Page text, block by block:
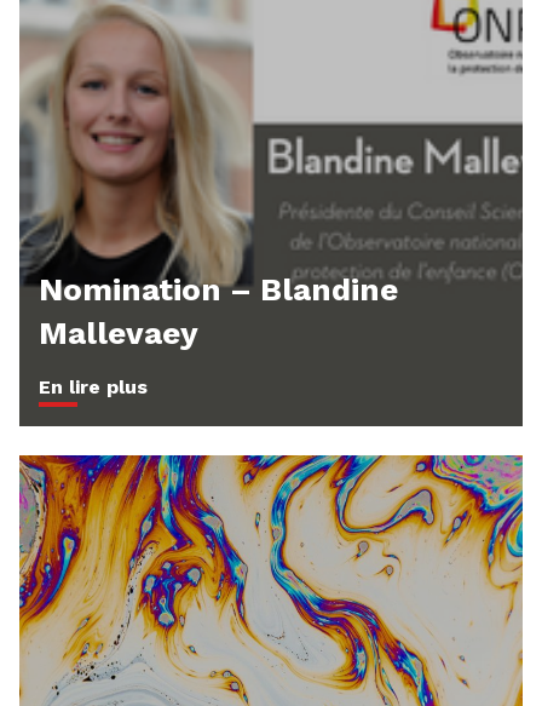
Nomination – Blandine
Mallevaey
En lire plus